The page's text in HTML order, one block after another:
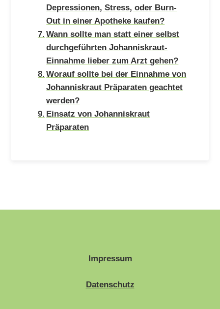
Depressionen, Stress, oder Burn-
Out in einer Apotheke kaufen?
Wann sollte man statt einer selbst
durchgeführten Johanniskraut-
Einnahme lieber zum Arzt gehen?
Worauf sollte bei der Einnahme von
Johanniskraut Präparaten geachtet
werden?
Einsatz von Johanniskraut
Präparaten
Impressum
Datenschutz